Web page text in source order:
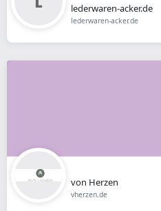
lederwaren-acker.de
lederwaren-acker.de
von Herzen
vherzen.de